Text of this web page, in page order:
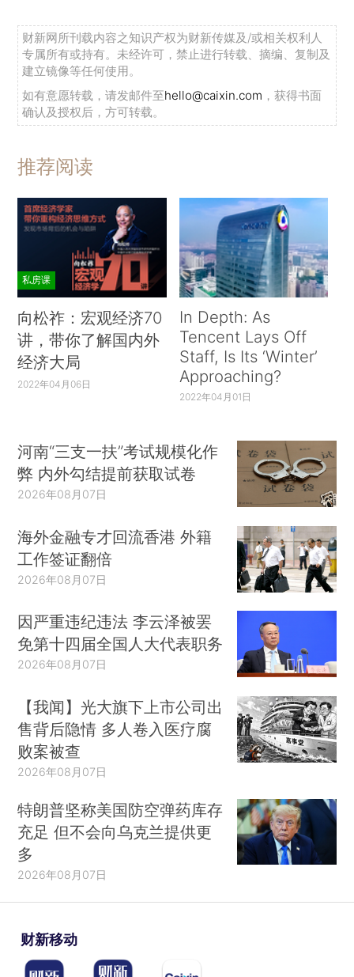
财新网所刊载内容之知识产权为财新传媒及/或相关权利人
专属所有或持有。未经许可，禁止进行转载、摘编、复制及
建立镜像等任何使用。
如有意愿转载，请发邮件至hello@caixin.com ，获得书面
确认及授权后，方可转载。
推荐阅读
私房课
向松祚：宏观经济70
讲，带你了解国内外
经济大局
2022年04月06日
In Depth: As
Tencent Lays Off
Staff, Is Its ‘Winter’
Approaching?
2022年04月01日
河南“三支一扶”考试规模化作
弊 内外勾结提前获取试卷
2026年08月07日
海外金融专才回流香港 外籍
工作签证翻倍
2026年08月07日
因严重违纪违法 李云泽被罢
免第十四届全国人大代表职务
2026年08月07日
【我闻】光大旗下上市公司出
售背后隐情 多人卷入医疗腐
败案被查
2026年08月07日
特朗普坚称美国防空弹药库存
充足 但不会向乌克兰提供更
多
2026年08月07日
财新移动